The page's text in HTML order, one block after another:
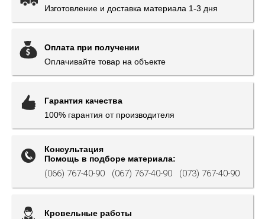
Изготовление и доставка материала 1-3 дня
Оплата при получении
Оплачивайте товар на объекте
Гарантия качества
100% гарантия от производителя
Консультация
Помощь в подборе материала:
(066) 767-40-90 (067) 767-40-90 (073) 767-40-90
Кровельные работы